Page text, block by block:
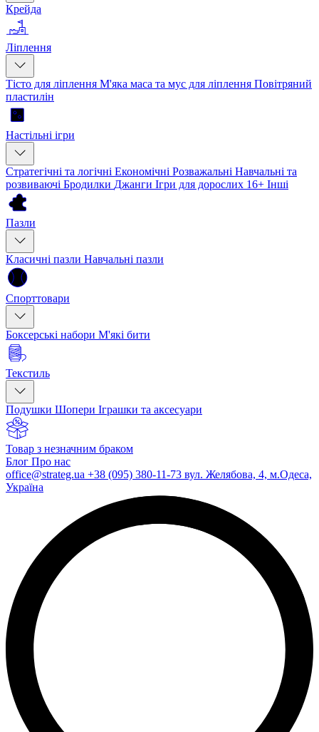
Крейда
Ліплення
Тісто для ліплення М'яка маса та мус для ліплення Повітряний
пластилін
Настільні ігри
Стратегічні та логічні Економічні Розважальні Навчальні та
розвиваючі Бродилки Джанги Ігри для дорослих 16+ Інші
Пазли
Класичні пазли Навчальні пазли
Спорттовари
Боксерські набори М'які бити
Текстиль
Подушки Шопери Іграшки та аксесуари
Товар з незначним браком
Блог Про нас
office@strateg.ua +38 (095) 380-11-73 вул. Желябова, 4, м.Одеса,
Україна